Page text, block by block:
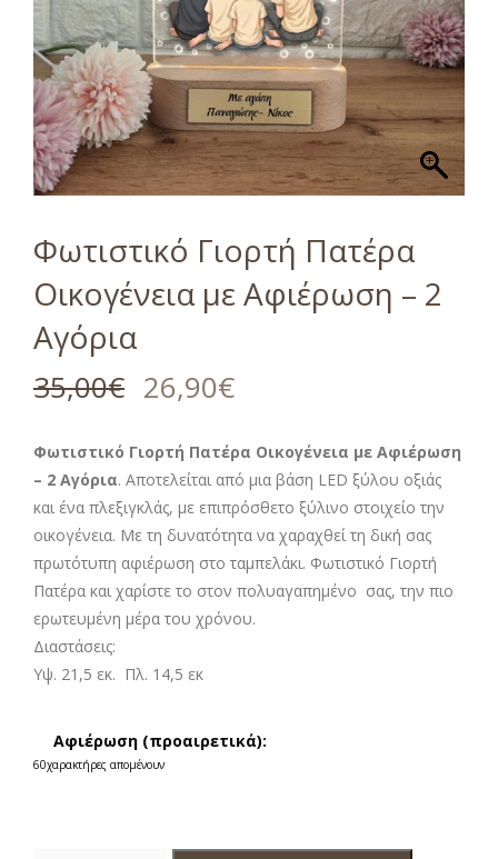
Φωτιστικό Γιορτή Πατέρα
Οικογένεια με Αφιέρωση – 2
Αγόρια
35,00€ 26,90€
Φωτιστικό Γιορτή Πατέρα Οικογένεια με Αφιέρωση
– 2 Αγόρια. Αποτελείται από μια βάση LED ξύλου οξιάς
και ένα πλεξιγκλάς, με επιπρόσθετο ξύλινο στοιχείο την
οικογένεια. Με τη δυνατότητα να χαραχθεί τη δική σας
πρωτότυπη αφιέρωση στο ταμπελάκι. Φωτιστικό Γιορτή
Πατέρα και χαρίστε το στον πολυαγαπημένο σας, την πιο
ερωτευμένη μέρα του χρόνου.
Διαστάσεις:
Υψ. 21,5 εκ. Πλ. 14,5 εκ
Αφιέρωση (προαιρετικά):
60χαρακτήρες απομένουν